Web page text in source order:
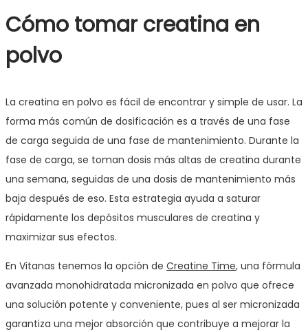
Cómo tomar creatina en
polvo
La creatina en polvo es fácil de encontrar y simple de usar. La
forma más común de dosificación es a través de una fase
de carga seguida de una fase de mantenimiento. Durante la
fase de carga, se toman dosis más altas de creatina durante
una semana, seguidas de una dosis de mantenimiento más
baja después de eso. Esta estrategia ayuda a saturar
rápidamente los depósitos musculares de creatina y
maximizar sus efectos.
En Vitanas tenemos la opción de Creatine Time, una fórmula
avanzada monohidratada micronizada en polvo que ofrece
una solución potente y conveniente, pues al ser micronizada
garantiza una mejor absorción que contribuye a mejorar la